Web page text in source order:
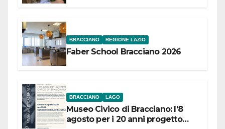
BRACCIANO REGIONE LAZIO
Faber School Bracciano 2026
BRACCIANO LAGO
Museo Civico di Bracciano: l’8
agosto per i 20 anni progetto